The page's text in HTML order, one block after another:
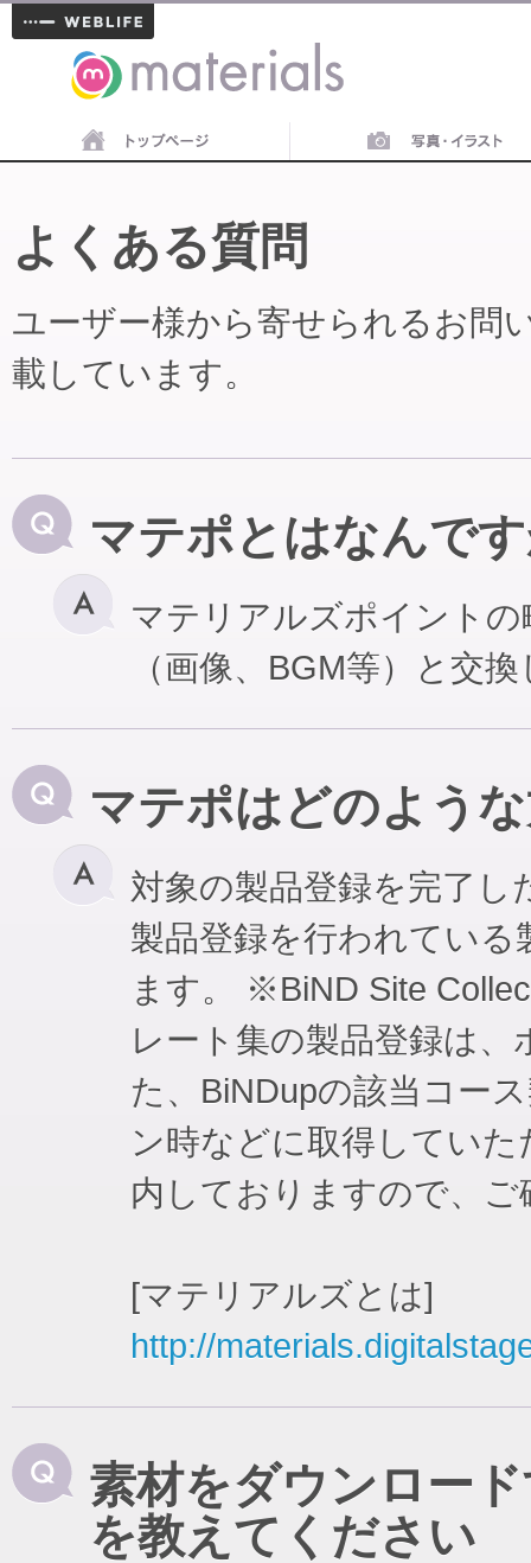
materials
よくある質問
ユーザー様から寄せられるお問
載しています。
マテポとはなんで
マテリアルズポイント
（画像、BGM等）と交
マテポはどのよう
対象の製品登録を完了
製品登録を行われてい
ます。 ※BiND Site
レート集の製品登録は
た、BiNDupの該当コー
ン時などに取得してい
内しておりますので、
[マテリアルズとは]
http://
素材をダウンロー
を教えてください